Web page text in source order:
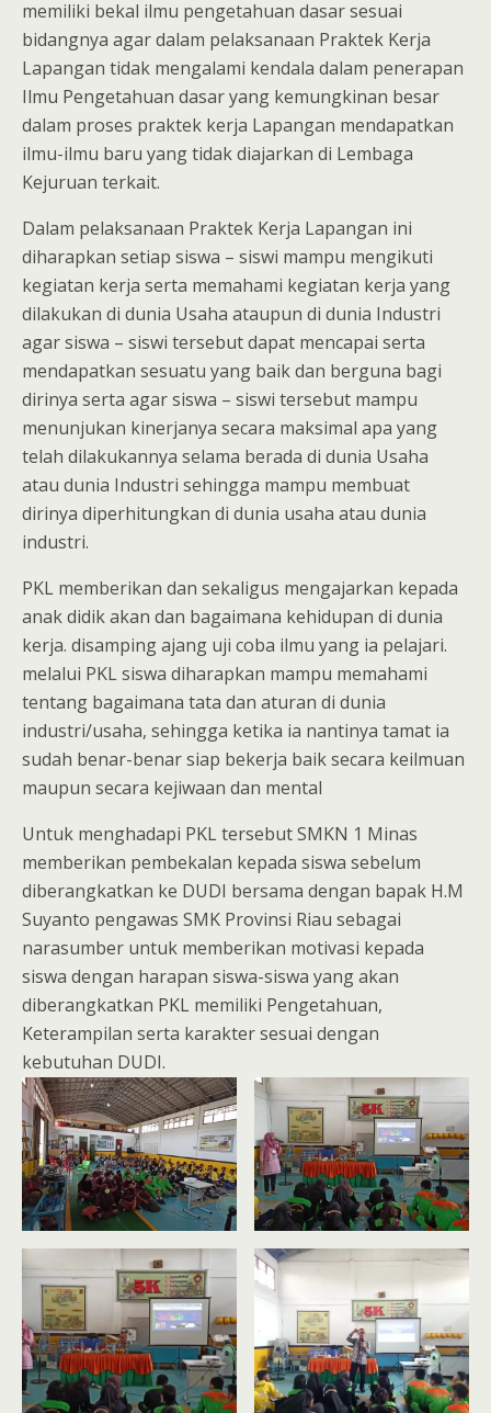
memiliki bekal ilmu pengetahuan dasar sesuai
bidangnya agar dalam pelaksanaan Praktek Kerja
Lapangan tidak mengalami kendala dalam penerapan
Ilmu Pengetahuan dasar yang kemungkinan besar
dalam proses praktek kerja Lapangan mendapatkan
ilmu-ilmu baru yang tidak diajarkan di Lembaga
Kejuruan terkait.
Dalam pelaksanaan Praktek Kerja Lapangan ini
diharapkan setiap siswa – siswi mampu mengikuti
kegiatan kerja serta memahami kegiatan kerja yang
dilakukan di dunia Usaha ataupun di dunia Industri
agar siswa – siswi tersebut dapat mencapai serta
mendapatkan sesuatu yang baik dan berguna bagi
dirinya serta agar siswa – siswi tersebut mampu
menunjukan kinerjanya secara maksimal apa yang
telah dilakukannya selama berada di dunia Usaha
atau dunia Industri sehingga mampu membuat
dirinya diperhitungkan di dunia usaha atau dunia
industri.
PKL memberikan dan sekaligus mengajarkan kepada
anak didik akan dan bagaimana kehidupan di dunia
kerja. disamping ajang uji coba ilmu yang ia pelajari.
melalui PKL siswa diharapkan mampu memahami
tentang bagaimana tata dan aturan di dunia
industri/usaha, sehingga ketika ia nantinya tamat ia
sudah benar-benar siap bekerja baik secara keilmuan
maupun secara kejiwaan dan mental
Untuk menghadapi PKL tersebut SMKN 1 Minas
memberikan pembekalan kepada siswa sebelum
diberangkatkan ke DUDI bersama dengan bapak H.M
Suyanto pengawas SMK Provinsi Riau sebagai
narasumber untuk memberikan motivasi kepada
siswa dengan harapan siswa-siswa yang akan
diberangkatkan PKL memiliki Pengetahuan,
Keterampilan serta karakter sesuai dengan
kebutuhan DUDI.